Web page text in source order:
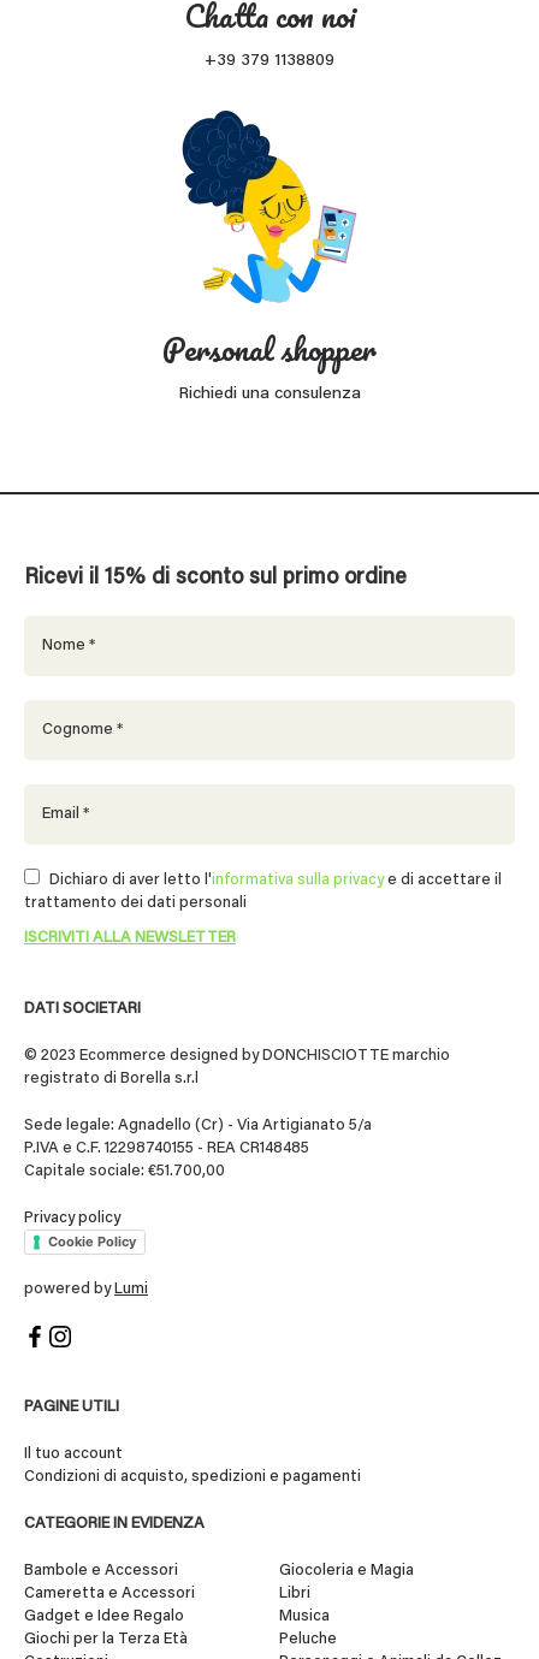
Chatta con noi
+39 379 1138809
Personal shopper
Richiedi una consulenza
DATI SOCIETARI
© 2023 Ecommerce designed by DONCHISCIOTTE marchio
registrato di Borella s.r.l
Sede legale: Agnadello (Cr) - Via Artigianato 5/a
P.IVA e C.F. 12298740155 - REA CR148485
Capitale sociale: €51.700,00
Privacy policy
Cookie Policy
powered by Lumi
PAGINE UTILI
Il tuo account
Condizioni di acquisto, spedizioni e pagamenti
CATEGORIE IN EVIDENZA
Bambole e Accessori
Cameretta e Accessori
Gadget e Idee Regalo
Giochi per la Terza Età
Giocoleria e Magia
Libri
Musica
Peluche
Ricevi il 15% di sconto sul primo ordine
Dichiaro di aver letto l'informativa sulla privacye di accettare il
trattamento dei dati personali